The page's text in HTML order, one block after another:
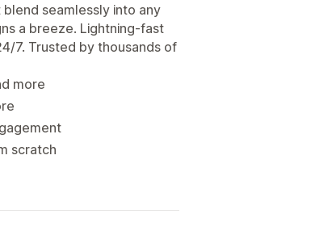
seamlessly into any
a breeze. Lightning-fast
7. Trusted by thousands of
more
scratch